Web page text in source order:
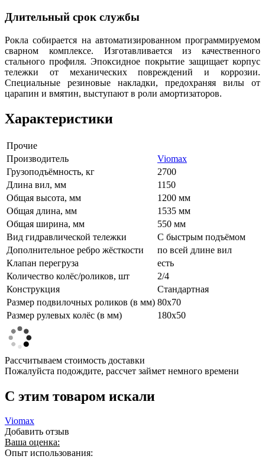
Длительный срок службы
Рокла собирается на автоматизированном программируемом
сварном комплексе. Изготавливается из качественного
стального профиля. Эпоксидное покрытие защищает корпус
тележки от механических повреждений и коррозии.
Специальные резиновые накладки, предохраняя вилы от
царапин и вмятин, выступают в роли амортизаторов.
Характеристики
Прочие
Производитель
Viomax
Грузоподъёмность, кг
2700
Длина вил, мм
1150
Общая высота, мм
1200 мм
Общая длина, мм
1535 мм
Общая ширина, мм
550 мм
Вид гидравлической тележки
С быстрым подъёмом
Дополнительное ребро жёсткости
по всей длине вил
Клапан перегруза
есть
Количество колёс/роликов, шт
2/4
Конструкция
Стандартная
Размер подвилочных роликов (в мм) 80х70
Размер рулевых колёс (в мм)
180х50
Рассчитываем стоимость доставки
Пожалуйста подождите, рассчет займет немного времени
C этим товаром искали
Viomax
Добавить отзыв
Ваша оценка:
Опыт использования: